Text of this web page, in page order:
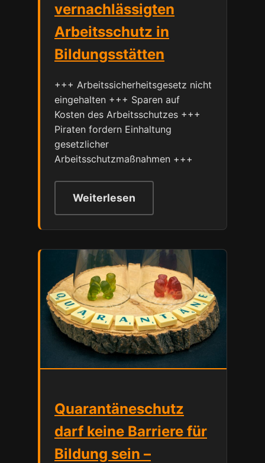
vernachlässigten
Arbeitsschutz in
Bildungsstätten
+++ Arbeitssicherheitsgesetz nicht
eingehalten +++ Sparen auf
Kosten des Arbeitsschutzes +++
Piraten fordern Einhaltung
gesetzlicher
Arbeitsschutzmaßnahmen +++
Weiterlesen
Quarantäneschutz
darf keine Barriere für
Bildung sein –